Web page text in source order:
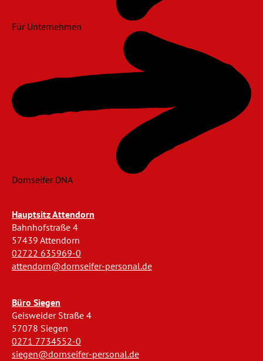
Für Unternehmen
Dornseifer DNA
Hauptsitz Attendorn
Bahnhofstraße 4
57439 Attendorn
02722 635969-0
attendorn@dornseifer-personal.de
Büro Siegen
Geisweider Straße 4
57078 Siegen
0271 7734552-0
siegen@dornseifer-personal.de